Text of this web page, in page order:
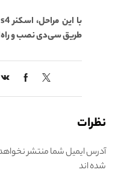
طریق سی‌دی نصب و
نظرات
آدرس ایمیل شما منتشر
شده اند